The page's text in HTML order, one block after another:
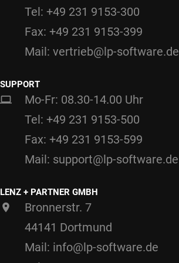
Tel: +49 231 9153-300
Fax: +49 231 9153-399
Mail: vertrieb@lp-software.de
SUPPORT
Mo-Fr: 08.30-14.00 Uhr
Tel: +49 231 9153-500
Fax: +49 231 9153-599
Mail: support@lp-software.de
LENZ + PARTNER GMBH
Bronnerstr. 7
44141 Dortmund
Mail: info@lp-software.de